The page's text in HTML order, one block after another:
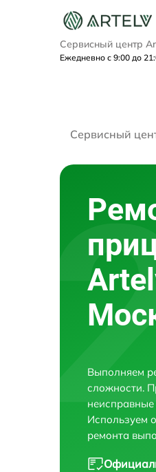
Сервисный центр
Ежедневно с 9:00 до
Сервисный
Выполняем
сложности.
неисправные
Используем
ремонта